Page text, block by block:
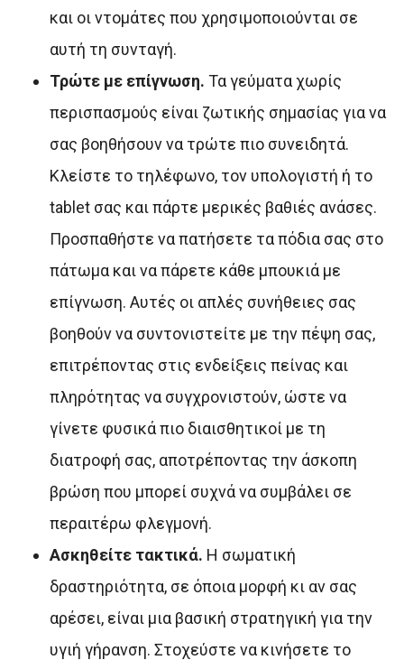
και οι ντομάτες που χρησιμοποιούνται σε
αυτή τη συνταγή.
Τρώτε με επίγνωση. Τα γεύματα χωρίς
περισπασμούς είναι ζωτικής σημασίας για να
σας βοηθήσουν να τρώτε πιο συνειδητά.
Κλείστε το τηλέφωνο, τον υπολογιστή ή το
tablet σας και πάρτε μερικές βαθιές ανάσες.
Προσπαθήστε να πατήσετε τα πόδια σας στο
πάτωμα και να πάρετε κάθε μπουκιά με
επίγνωση. Αυτές οι απλές συνήθειες σας
βοηθούν να συντονιστείτε με την πέψη σας,
επιτρέποντας στις ενδείξεις πείνας και
πληρότητας να συγχρονιστούν, ώστε να
γίνετε φυσικά πιο διαισθητικοί με τη
διατροφή σας, αποτρέποντας την άσκοπη
βρώση που μπορεί συχνά να συμβάλει σε
περαιτέρω φλεγμονή.
Ασκηθείτε τακτικά. Η σωματική
δραστηριότητα, σε όποια μορφή κι αν σας
αρέσει, είναι μια βασική στρατηγική για την
υγιή γήρανση. Στοχεύστε να κινήσετε το